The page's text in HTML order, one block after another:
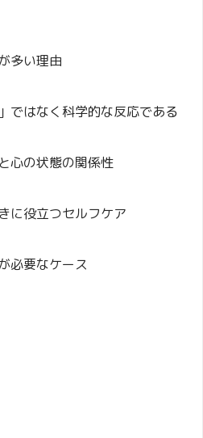
多い理由
ではなく科学的な反応である
心の状態の関係性
に役立つセルフケア
必要なケース